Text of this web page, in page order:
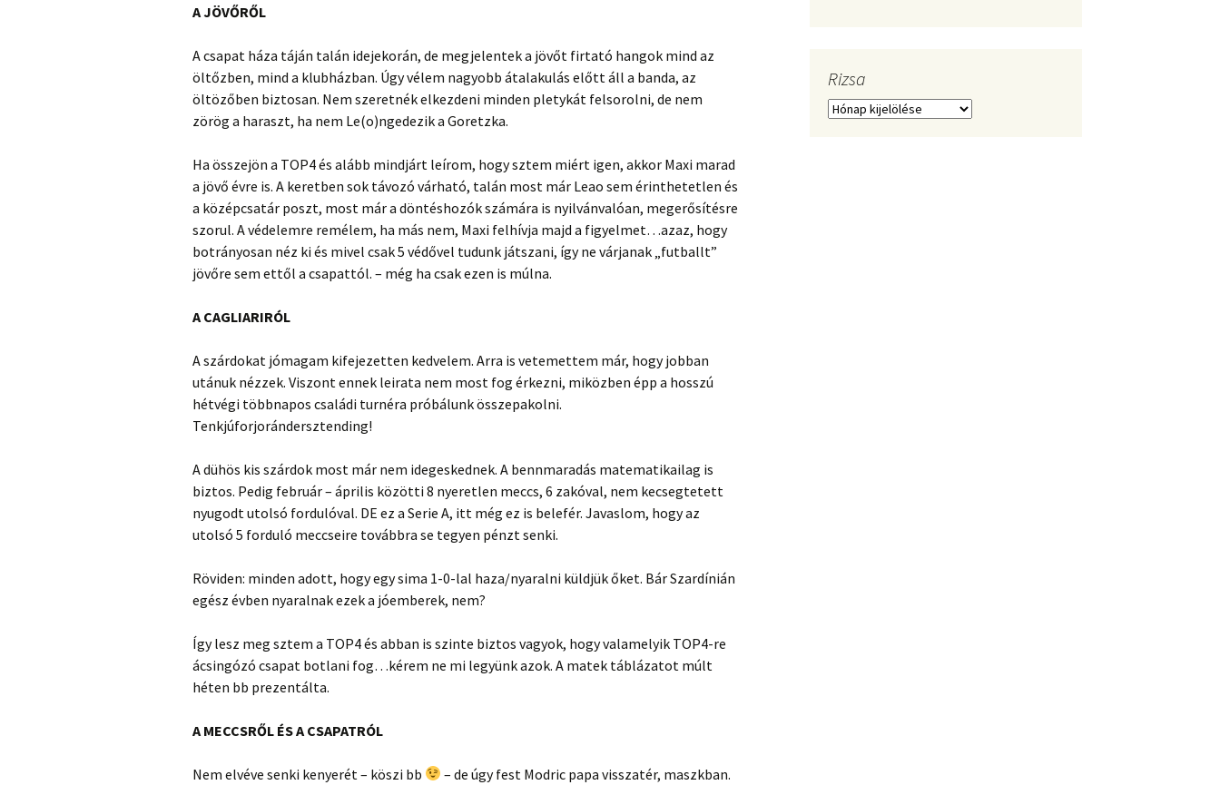
A JÖVŐRŐL
A csapat háza táján talán idejekorán, de megjelentek a jövőt firtató hangok mind az
öltőzben, mind a klubházban. Úgy vélem nagyobb átalakulás előtt áll a banda, az
öltözőben biztosan. Nem szeretnék elkezdeni minden pletykát felsorolni, de nem
zörög a haraszt, ha nem Le(o)ngedezik a Goretzka.
Ha összejön a TOP4 és alább mindjárt leírom, hogy sztem miért igen, akkor Maxi marad
a jövő évre is. A keretben sok távozó várható, talán most már Leao sem érinthetetlen és
a középcsatár poszt, most már a döntéshozók számára is nyilvánvalóan, megerősítésre
szorul. A védelemre remélem, ha más nem, Maxi felhívja majd a figyelmet…azaz, hogy
botrányosan néz ki és mivel csak 5 védővel tudunk játszani, így ne várjanak „futballt”
jövőre sem ettől a csapattól. – még ha csak ezen is múlna.
A CAGLIARIRÓL
A szárdokat jómagam kifejezetten kedvelem. Arra is vetemettem már, hogy jobban
utánuk nézzek. Viszont ennek leirata nem most fog érkezni, miközben épp a hosszú
hétvégi többnapos családi turnéra próbálunk összepakolni.
Tenkjúforjorándersztending!
A dühös kis szárdok most már nem idegeskednek. A bennmaradás matematikailag is
biztos. Pedig február – április közötti 8 nyeretlen meccs, 6 zakóval, nem kecsegtetett
nyugodt utolsó fordulóval. DE ez a Serie A, itt még ez is belefér. Javaslom, hogy az
utolsó 5 forduló meccseire továbbra se tegyen pénzt senki.
Röviden: minden adott, hogy egy sima 1-0-lal haza/nyaralni küldjük őket. Bár Szardínián
egész évben nyaralnak ezek a jóemberek, nem?
Így lesz meg sztem a TOP4 és abban is szinte biztos vagyok, hogy valamelyik TOP4-re
ácsingózó csapat botlani fog…kérem ne mi legyünk azok. A matek táblázatot múlt
héten bb prezentálta.
A MECCSRŐL ÉS A CSAPATRÓL
Nem elvéve senki kenyerét – köszi bb
– de úgy fest Modric papa visszatér, maszkban.
Rizsa
Rizsa